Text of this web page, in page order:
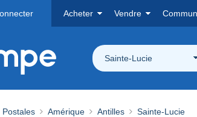
Acheter Vendre
Sainte-Lucie
Postales Amérique Antilles Sainte-Lucie